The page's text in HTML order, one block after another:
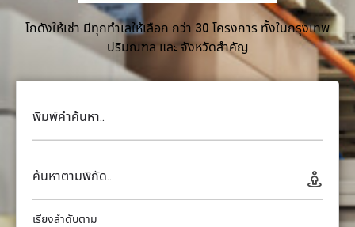
โกดังให้เช่า มีทุกทำเลให้เลือก กว่า 30 โครงการ ทั้งในกรุงเทพ
ปริมณฑล และ จังหวัดสำคัญ
พิมพ์คำค้นหา..
ค้นหาตามพิกัด..
เรียงลำดับตาม